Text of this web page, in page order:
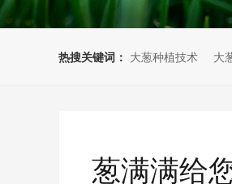
热搜关键词： 大葱种植技术 大
葱满满给